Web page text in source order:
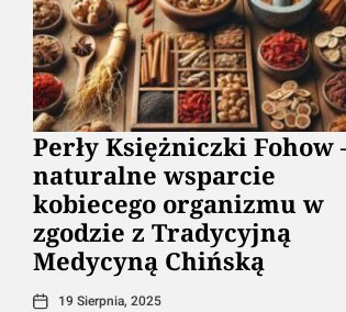
Perły Księżniczki Fohow
naturalne wsparcie
kobiecego organizmu w
zgodzie z Tradycyjną
Medycyną Chińską
19 Sierpnia, 2025